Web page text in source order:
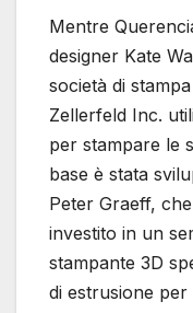
Mentre
designer Kate
società di
Zellerfeld Inc.
per stampare le
base è stata
Peter Graeff,
investito in un
stampante 3D
di estrusione per